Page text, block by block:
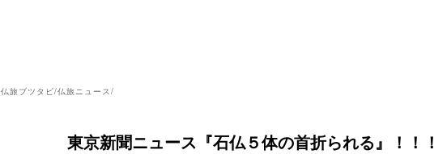
仏旅ブツタビ/仏旅ニュース/
東京新聞ニュース『石仏５体の首折られる』！！！